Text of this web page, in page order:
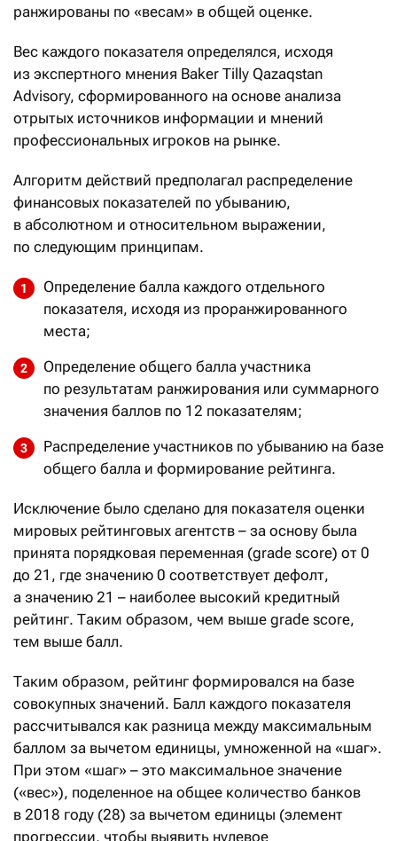
ранжированы по «весам» в общей оценке.
Вес каждого показателя определялся, исходя
из экспертного мнения Baker Tilly Qazaqstan
Advisory, сформированного на основе анализа
отрытых источников информации и мнений
профессиональных игроков на рынке.
Алгоритм действий предполагал распределение
финансовых показателей по убыванию,
в абсолютном и относительном выражении,
по следующим принципам.
Определение балла каждого отдельного
показателя, исходя из проранжированного
места;
Определение общего балла участника
по результатам ранжирования или суммарного
значения баллов по 12 показателям;
Распределение участников по убыванию на базе
общего балла и формирование рейтинга.
Исключение было сделано для показателя оценки
мировых рейтинговых агентств – за основу была
принята порядковая переменная (grade score) от 0
до 21, где значению 0 соответствует дефолт,
а значению 21 – наиболее высокий кредитный
рейтинг. Таким образом, чем выше grade score,
тем выше балл.
Таким образом, рейтинг формировался на базе
совокупных значений. Балл каждого показателя
рассчитывался как разница между максимальным
баллом за вычетом единицы, умноженной на «шаг».
При этом «шаг» – это максимальное значение
(«вес»), поделенное на общее количество банков
в 2018 году (28) за вычетом единицы (элемент
прогрессии, чтобы выявить нулевое